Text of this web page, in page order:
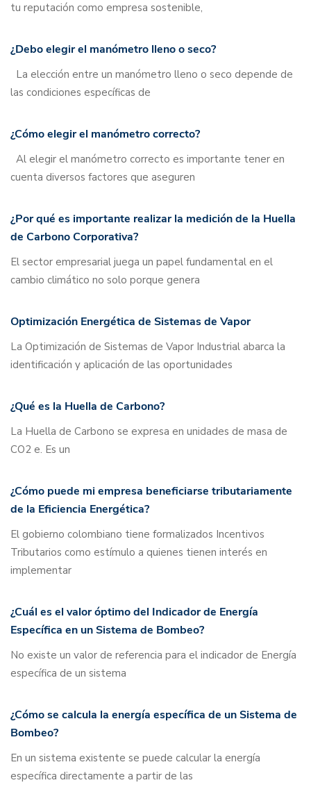
tu reputación como empresa sostenible,
¿Debo elegir el manómetro lleno o seco?
La elección entre un manómetro lleno o seco depende de
las condiciones específicas de
¿Cómo elegir el manómetro correcto?
Al elegir el manómetro correcto es importante tener en
cuenta diversos factores que aseguren
¿Por qué es importante realizar la medición de la Huella
de Carbono Corporativa?
El sector empresarial juega un papel fundamental en el
cambio climático no solo porque genera
Optimización Energética de Sistemas de Vapor
La Optimización de Sistemas de Vapor Industrial abarca la
identificación y aplicación de las oportunidades
¿Qué es la Huella de Carbono?
La Huella de Carbono se expresa en unidades de masa de
CO2 e. Es un
¿Cómo puede mi empresa beneficiarse tributariamente
de la Eficiencia Energética?
El gobierno colombiano tiene formalizados Incentivos
Tributarios como estímulo a quienes tienen interés en
implementar
¿Cuál es el valor óptimo del Indicador de Energía
Específica en un Sistema de Bombeo?
No existe un valor de referencia para el indicador de Energía
específica de un sistema
¿Cómo se calcula la energía específica de un Sistema de
Bombeo?
En un sistema existente se puede calcular la energía
específica directamente a partir de las